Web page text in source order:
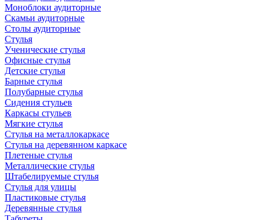
Моноблоки аудиторные
Скамьи аудиторные
Столы аудиторные
Стулья
Ученические стулья
Офисные стулья
Детские стулья
Барные стулья
Полубарные стулья
Сидения стульев
Каркасы стульев
Мягкие стулья
Стулья на металлокаркасе
Стулья на деревянном каркасе
Плетеные стулья
Металлические стулья
Штабелируемые стулья
Стулья для улицы
Пластиковые стулья
Деревянные стулья